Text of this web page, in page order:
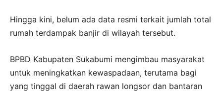
Hingga kini, belum ada data resmi terkait jumlah total
rumah terdampak banjir di wilayah tersebut.
BPBD Kabupaten Sukabumi mengimbau masyarakat
untuk meningkatkan kewaspadaan, terutama bagi
yang tinggal di daerah rawan longsor dan bantaran